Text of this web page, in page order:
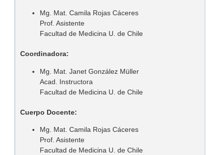
Mg. Mat. Camila Rojas Cáceres
Prof. Asistente
Facultad de Medicina U. de Chile
Coordinadora:
Mg. Mat. Janet González Müller
Acad. Instructora
Facultad de Medicina U. de Chile
Cuerpo Docente:
Mg. Mat. Camila Rojas Cáceres
Prof. Asistente
Facultad de Medicina U. de Chile